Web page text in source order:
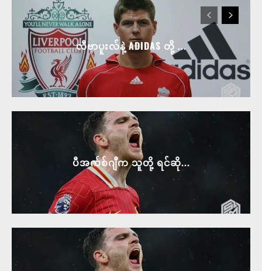
လီဗာပူးလ်နဲ့ ADIDAS တို့ ...
ပီအက်စ်ဂျီက သူတို့ ရင်ဆို...